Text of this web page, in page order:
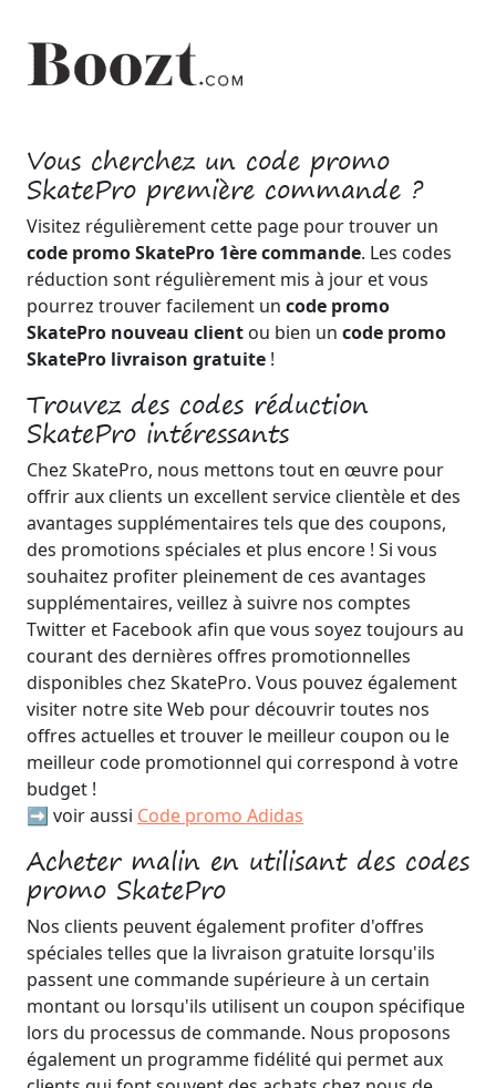
Vous cherchez un code promo
SkatePro première commande ?
Visitez régulièrement cette page pour trouver un
code promo SkatePro 1ère commande. Les codes
réduction sont régulièrement mis à jour et vous
pourrez trouver facilement un code promo
SkatePro nouveau client ou bien un code promo
SkatePro livraison gratuite !
Trouvez des codes réduction
SkatePro intéressants
Chez SkatePro, nous mettons tout en œuvre pour
offrir aux clients un excellent service clientèle et des
avantages supplémentaires tels que des coupons,
des promotions spéciales et plus encore ! Si vous
souhaitez profiter pleinement de ces avantages
supplémentaires, veillez à suivre nos comptes
Twitter et Facebook afin que vous soyez toujours au
courant des dernières offres promotionnelles
disponibles chez SkatePro. Vous pouvez également
visiter notre site Web pour découvrir toutes nos
offres actuelles et trouver le meilleur coupon ou le
meilleur code promotionnel qui correspond à votre
budget !
➡️ voir aussi Code promo Adidas
Acheter malin en utilisant des codes
promo SkatePro
Nos clients peuvent également profiter d'offres
spéciales telles que la livraison gratuite lorsqu'ils
passent une commande supérieure à un certain
montant ou lorsqu'ils utilisent un coupon spécifique
lors du processus de commande. Nous proposons
également un programme fidélité qui permet aux